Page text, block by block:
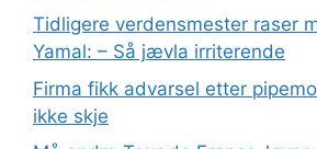
Tidligere verdensmester raser
Yamal: – Så jævla irriterende
Firma fikk advarsel etter
ikke skje